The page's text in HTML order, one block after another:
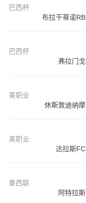
巴西杯
布拉干蒂诺RB
巴西杯
弗拉门戈
美职业
休斯敦迪纳摩
美职业
达拉斯FC
墨西联
阿特拉斯